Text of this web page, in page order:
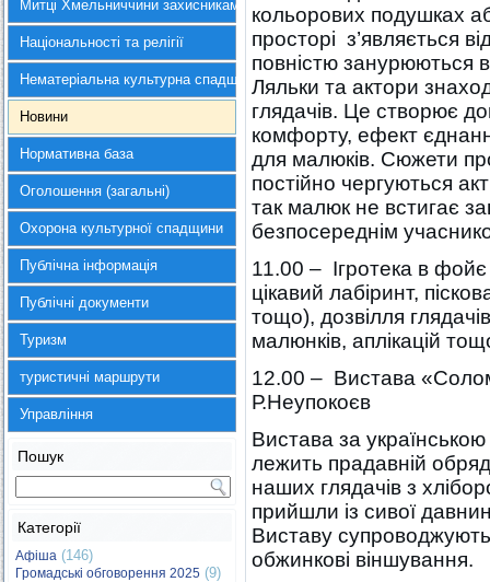
Митці Хмельниччини захисникам України
Національності та релігії
Нематеріальна культурна спадщина
Новини
Нормативна база
Оголошення (загальні)
Охорона культурної спадщини
Публічна інформація
Публічні документи
Туризм
туристичні маршрути
Управління
Пошук
Категорії
Афіша (146)
Громадські обговорення 2025 (9)
кольорових подушках
просторі з’являється
повністю занурюються
Ляльки та актори
глядачів. Це створює
комфорту, ефект
для малюків. Сюжети
постійно чергуються
так малюк не встигає
безпосереднім
11.00 – Ігротека в
цікавий лабіринт,
тощо), дозвілля
малюнків, аплікацій
12.00 – Вистава
Р.Неупокоєв
Вистава за
лежить прадавній
наших глядачів з
прийшли із сивої
Виставу супроводжують
обжинкові віншування.